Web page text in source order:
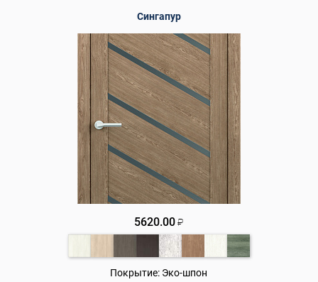
Сингапур
5620.00 ₽
Покрытие: Эко-шпон